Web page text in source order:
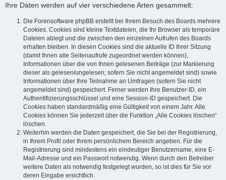
Ihre Daten werden auf vier verschiedene Arten gesammelt:
Die Forensoftware phpBB erstellt bei Ihrem Besuch des Boards mehrere
Cookies. Cookies sind kleine Textdateien, die Ihr Browser als temporäre
Dateien ablegt und die zwischen den einzelnen Aufrufen des Boards
erhalten bleiben. In diesen Cookies sind die aktuelle ID Ihrer Sitzung
(damit Ihnen alle Seitenaufrufe zugeordnet werden können),
Informationen über die von Ihnen gelesenen Beiträge (zur Markierung
dieser als gelesen/ungelesen; sofern Sie nicht angemeldet sind) sowie
Informationen über Ihre Teilnahme an Umfragen (sofern Sie nicht
angemeldet sind) gespeichert. Ferner werden Ihre Benutzer-ID, ein
Authentifizierungsschlüssel und eine Session-ID gespeichert. Die
Cookies haben standardmäßig eine Gültigkeit von einem Jahr. Alle
Cookies können Sie jederzeit über die Funktion „Alle Cookies löschen“
löschen.
Weiterhin werden die Daten gespeichert, die Sie bei der Registrierung,
in Ihrem Profil oder Ihrem persönlichem Bereich angeben. Für die
Registrierung sind mindestens ein eindeutiger Benutzername, eine E-
Mail-Adresse und ein Passwort notwendig. Wenn durch den Betreiber
weitere Daten als notwendig festgelegt wurden, so ist dies für Sie vor
deren Eingabe ersichtlich.